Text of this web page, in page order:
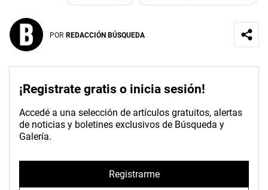
POR REDACCIÓN BÚSQUEDA
¡Registrate gratis o inicia sesión!
Accedé a una selección de artículos gratuitos, alertas
de noticias y boletines exclusivos de Búsqueda y
Galería.
Registrarme